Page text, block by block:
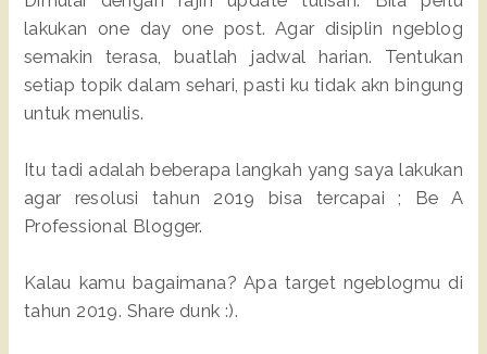
lakukan one day one post. Agar disiplin ngeblog
semakin terasa, buatlah jadwal harian. Tentukan
setiap topik dalam sehari, pasti ku tidak akn bingung
untuk menulis.
Itu tadi adalah beberapa langkah yang saya lakukan
agar resolusi tahun 2019 bisa tercapai ; Be A
Professional Blogger.
Kalau kamu bagaimana? Apa target ngeblogmu di
tahun 2019. Share dunk :).